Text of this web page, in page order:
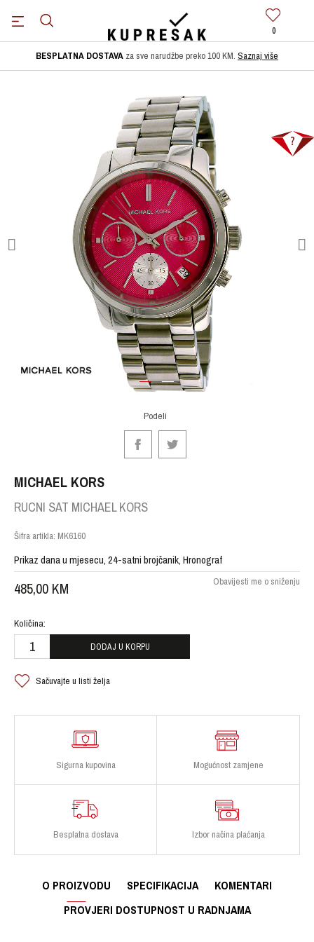
0
BESPLATNA DOSTAVA za sve narudžbe preko 100 KM. Saznaj više
1 2
Podeli
MICHAEL KORS
RUCNI SAT MICHAEL KORS
Šifra artikla: MK6160
Prikaz dana u mjesecu, 24-satni brojčanik, Hronograf
485,00 KM Obavijesti me o sniženju
Količina:
DODAJ U KORPU
Sačuvajte u listi želja
Sigurna kupovina Mogućnost zamjene
Besplatna dostava Izbor načina plaćanja
O PROIZVODU SPECIFIKACIJA
KOMENTARI
PROVJERI DOSTUPNOST U RADNJAMA